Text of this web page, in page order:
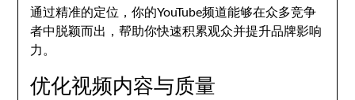
通过精准的定位，你的YouTube频道能够在众多竞争
者中脱颖而出，帮助你快速积累观众并提升品牌影响
力。
优化视频内容与质量